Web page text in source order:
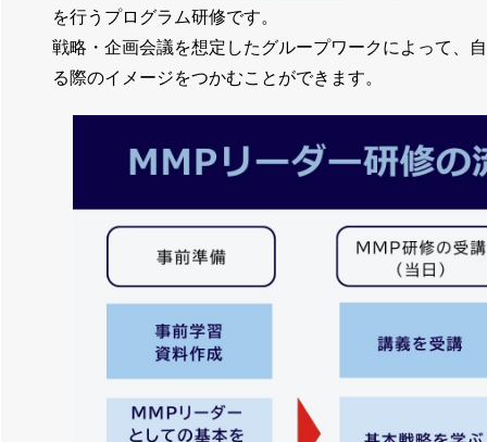
を行うプログラム研修です。
戦略・企画会議を想定したグループワークによって、
る際のイメージをつかむことができます。